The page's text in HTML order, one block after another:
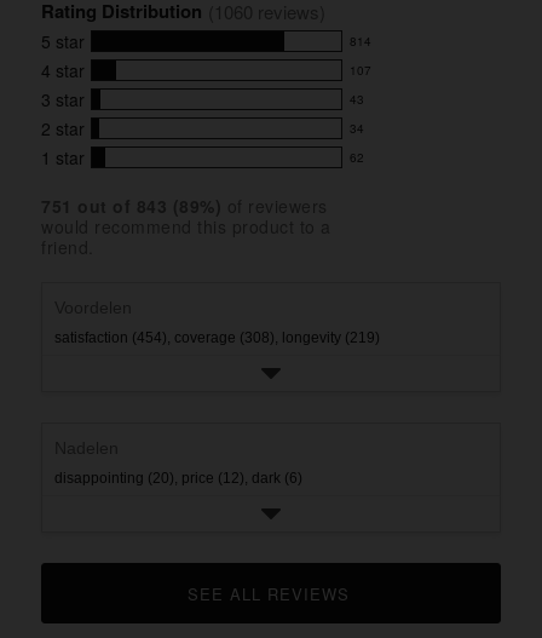
for
this
product:
4.5
out
of
5
stars
Rating Distribution
5 star 814
814
reviews
with
5
star
rating.
4 star 107
107
reviews
with
4
3 star 43
43
reviews
with
2 star 34
34
reviews
1 star 62
62
satisfaction (454), coverage (308), longevity (219)
disappointing (20), price (12), dark (6)
CLICK TO GO TO ALL REVIEWS